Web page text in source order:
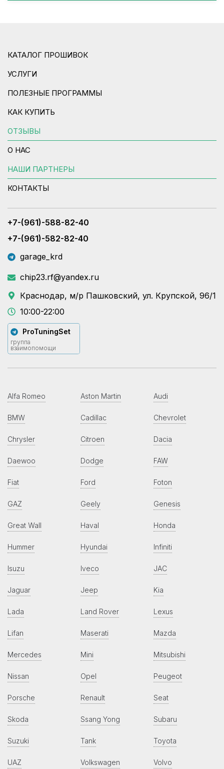
КАТАЛОГ ПРОШИВОК
УСЛУГИ
ПОЛЕЗНЫЕ ПРОГРАММЫ
КАК КУПИТЬ
ОТЗЫВЫ
О НАС
НАШИ ПАРТНЕРЫ
КОНТАКТЫ
+7-(961)-588-82-40
+7-(961)-582-82-40
garage_krd
chip23.rf@yandex.ru
Краснодар, м/р Пашковский, ул. Крупской, 96/1
10:00-22:00
ProTuningSet
группа
взаимопомощи
Alfa Romeo Aston Martin Audi
BMW Cadillac Chevrolet
Chrysler Citroen Dacia
Daewoo Dodge FAW
Fiat Ford Foton
GAZ Geely Genesis
Great Wall Haval Honda
Hummer Hyundai Infiniti
Isuzu Iveco JAC
Jaguar Jeep Kia
Lada Land Rover Lexus
Lifan Maserati Mazda
Mercedes Mini Mitsubishi
Nissan Opel Peugeot
Porsche Renault Seat
Skoda Ssang Yong Subaru
Suzuki Tank Toyota
UAZ Volkswagen Volvo